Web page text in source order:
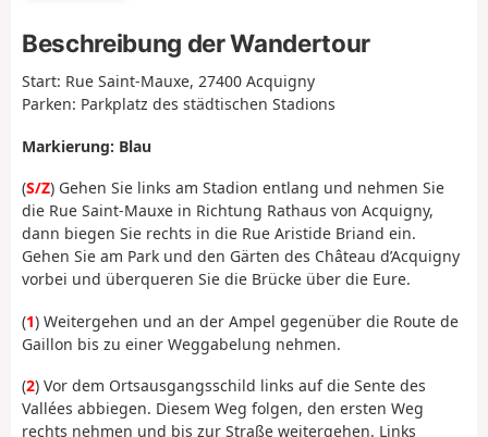
Beschreibung der Wandertour
Start: Rue Saint-Mauxe, 27400 Acquigny
Parken: Parkplatz des städtischen Stadions
Markierung: Blau
(S/Z) Gehen Sie links am Stadion entlang und nehmen Sie
die Rue Saint-Mauxe in Richtung Rathaus von Acquigny,
dann biegen Sie rechts in die Rue Aristide Briand ein.
Gehen Sie am Park und den Gärten des Château d’Acquigny
vorbei und überqueren Sie die Brücke über die Eure.
(1) Weitergehen und an der Ampel gegenüber die Route de
Gaillon bis zu einer Weggabelung nehmen.
(2) Vor dem Ortsausgangsschild links auf die Sente des
Vallées abbiegen. Diesem Weg folgen, den ersten Weg
rechts nehmen und bis zur Straße weitergehen. Links